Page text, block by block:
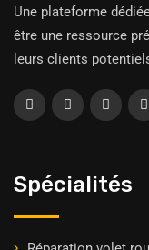
Une plateforme
être une ressource
leurs clients
Spécialités